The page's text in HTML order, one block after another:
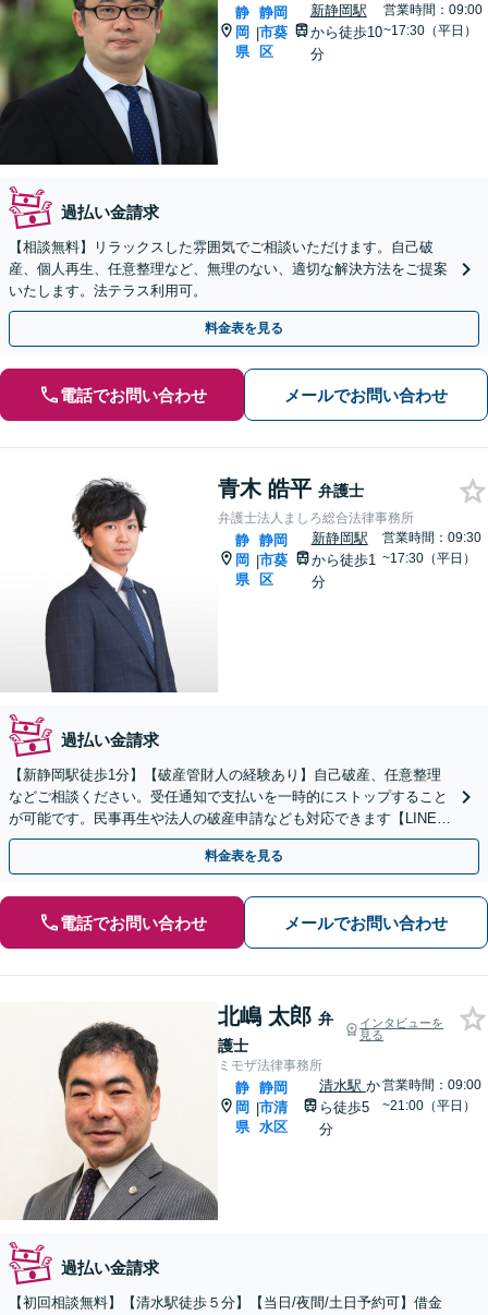
静
岡
県
|
静岡
市葵
区
新静岡駅
から徒歩10
分
営業時間：09:00
~17:30（平日）
過払い金請求
【相談無料】リラックスした雰囲気でご相談いただけます。自己破
産、個人再生、任意整理など、無理のない、適切な解決方法をご提案
いたします。法テラス利用可。
料金表を見る
電話でお問い合わせ メールでお問い合わせ
青木 皓平 弁護士
弁護士法人ましろ総合法律事務所
静
岡
県
|
静岡
市葵
区
新静岡駅
から徒歩1
分
営業時間：09:30
~17:30（平日）
過払い金請求
【新静岡駅徒歩1分】【破産管財人の経験あり】自己破産、任意整理
などご相談ください。受任通知で支払いを一時的にストップすること
が可能です。民事再生や法人の破産申請なども対応できます【LINE対
応可】
料金表を見る
電話でお問い合わせ メールでお問い合わせ
北嶋 太郎 弁
護士
インタビューを
見る
ミモザ法律事務所
静
岡
県
|
静岡
市清
水区
清水駅 か
ら徒歩5
分
営業時間：09:00
~21:00（平日）
過払い金請求
【初回相談無料】【清水駅徒歩５分】【当日/夜間/土日予約可】借金